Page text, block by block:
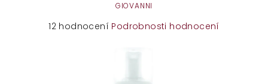
GIOVANNI
Průměrné
12 hodnocení Podrobnosti hodnocení